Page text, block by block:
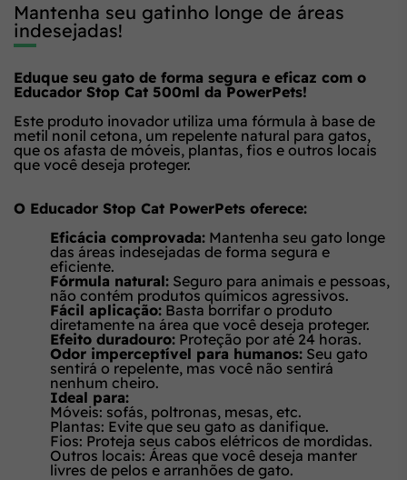
Mantenha seu gatinho longe de áreas
indesejadas!
Eduque seu gato de forma segura e eficaz com o
Educador Stop Cat 500ml da PowerPets!
Este produto inovador utiliza uma fórmula à base de
metil nonil cetona, um repelente natural para gatos,
que os afasta de móveis, plantas, fios e outros locais
que você deseja proteger.
O Educador Stop Cat PowerPets oferece:
Eficácia comprovada: Mantenha seu gato longe
das áreas indesejadas de forma segura e
eficiente.
Fórmula natural: Seguro para animais e pessoas,
não contém produtos químicos agressivos.
Fácil aplicação: Basta borrifar o produto
diretamente na área que você deseja proteger.
Efeito duradouro: Proteção por até 24 horas.
Odor imperceptível para humanos: Seu gato
sentirá o repelente, mas você não sentirá
nenhum cheiro.
Ideal para:
Móveis: sofás, poltronas, mesas, etc.
Plantas: Evite que seu gato as danifique.
Fios: Proteja seus cabos elétricos de mordidas.
Outros locais: Áreas que você deseja manter
livres de pelos e arranhões de gato.